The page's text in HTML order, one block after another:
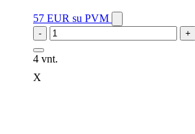
57 EUR su PVM
- +
4 vnt.
X